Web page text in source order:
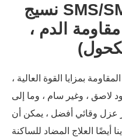
نسيج SMS/SMMS-ثلاثة مقاومة
الدم ،
بمزايا القوة العالية ،
لاصق ، وغير سام ، وما إلى
عزل وقائي أفضل ، يمكن أن